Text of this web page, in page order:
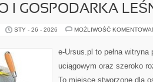
I GOSPODARKA
STY - 26 - 2026 MOŻLIWOŚĆ
e-Ursus.pl to pełna
uciągowym oraz szeroko
To miejsce stworzone dla